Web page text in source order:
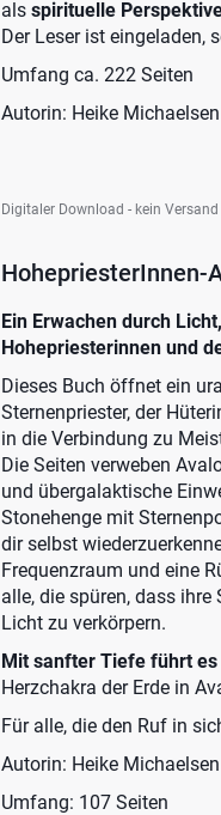
als spirituelle
Der Leser ist eingeladen,
Umfang ca. 222 Seiten
Autorin: Heike Michaelsen
Digitaler Download - kein Versand
HohepriesterInnen-
Ein Erwachen durch
Hohepriesterinnen und
Dieses Buch öffnet ein
Sternenpriester, der
in die Verbindung zu
Die Seiten verweben
und übergalaktische
Stonehenge mit
dir selbst
Frequenzraum und eine
alle, die spüren, dass
Licht zu verkörpern.
Mit sanfter Tiefe führt es
Herzchakra der Erde in
Für alle, die den Ruf in
Autorin: Heike Michaelsen
Umfang: 107 Seiten